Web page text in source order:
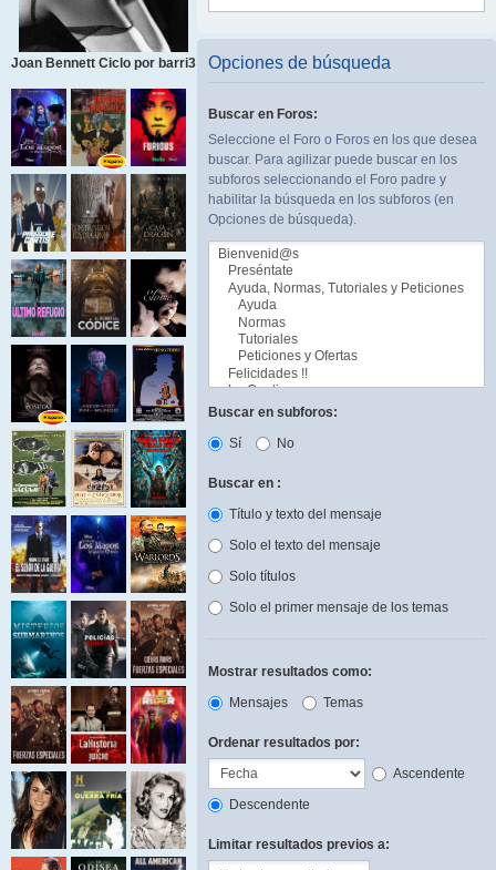
Joan Bennett Ciclo por barri3 Opciones de búsqueda
Buscar en Foros:
Seleccione el Foro o Foros en los que desea
buscar. Para agilizar puede buscar en los
subforos seleccionando el Foro padre y
habilitar la búsqueda en los subforos (en
Opciones de búsqueda).
Buscar en subforos:
Sí
No
Buscar en :
Título y texto del mensaje
Solo el texto del mensaje
Solo títulos
Solo el primer mensaje de los temas
Mostrar resultados como:
Mensajes
Temas
Ordenar resultados por:
Ascendente
Descendente
Limitar resultados previos a: